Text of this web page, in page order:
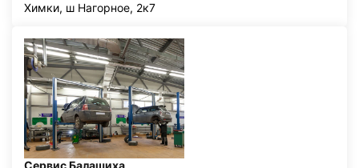
Химки, ш Нагорное, 2к7
Сервис Балашиха